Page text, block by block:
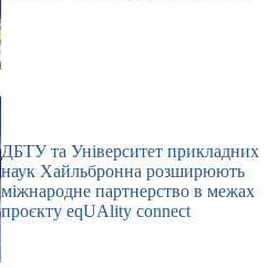
ДБТУ та Університет прикладних
наук Хайльбронна розширюють
міжнародне партнерство в межах
проєкту eqUAlity connect